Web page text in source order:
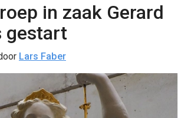
in zaak Gerard
gestart
Lars Faber